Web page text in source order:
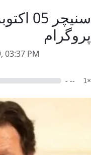
سنیچر
پروگرام
03:37 PM
- -- 1×